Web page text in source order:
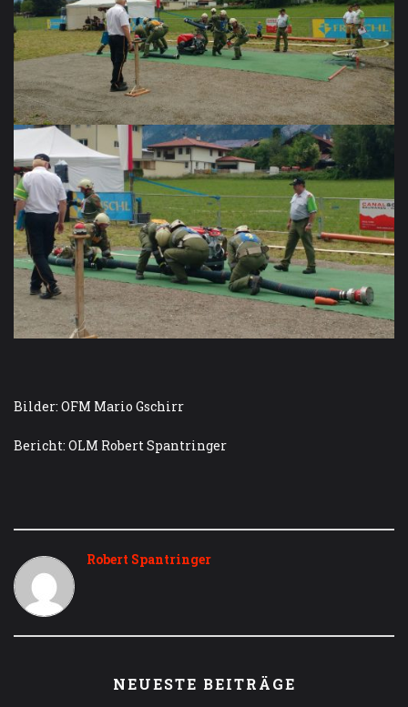
Bilder: OFM Mario Gschirr
Bericht: OLM Robert Spantringer
Robert Spantringer
NEUESTE BEITRÄGE